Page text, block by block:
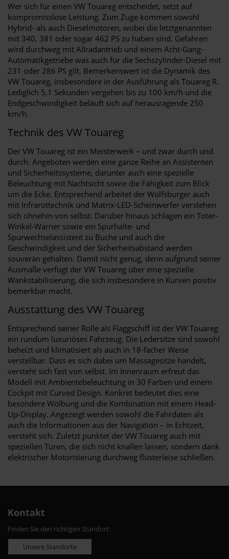
Wer sich für einen VW Touareg entscheidet, setzt auf
kompromisslose Leistung. Zum Zuge kommen sowohl
Hybrid- als auch Dieselmotoren, wobei die letztgenannten
mit 340, 381 oder sogar 462 PS zu haben sind. Gefahren
wird durchweg mit Allradantrieb und einem Acht-Gang-
Automatikgetriebe was auch für die Sechszylinder-Diesel mit
231 oder 286 PS gilt. Bemerkenswert ist die Dynamik des
VW Touareg, insbesondere in der Ausführung als Touareg R.
Lediglich 5,1 Sekunden vergehen bis zu 100 km/h und die
Endgeschwindigkeit beläuft sich auf herausragende 250
km/h.
Technik des VW Touareg
Der VW Touareg ist ein Meisterwerk – und zwar durch und
durch. Angeboten werden eine ganze Reihe an Assistenten
und Sicherheitssysteme, darunter auch eine spezielle
Beleuchtung mit Nachtsicht sowie die Fähigkeit zum Blick
um die Ecke. Entsprechend arbeitet der Wolfsburger auch
mit Infrarottechnik und Matrix-LED-Scheinwerfer verstehen
sich ohnehin von selbst. Darüber hinaus schlagen ein Toter-
Winkel-Warner sowie ein Spurhalte- und
Spurwechselassistent zu Buche und auch die
Geschwindigkeit und der Sicherheitsabstand werden
souverän gehalten. Damit nicht genug, denn aufgrund seiner
Ausmaße verfügt der VW Touareg über eine spezielle
Wankstabilisierung, die sich insbesondere in Kurven positiv
bemerkbar macht.
Ausstattung des VW Touareg
Entsprechend seiner Rolle als Flaggschiff ist der VW Touareg
ein rundum luxuriöses Fahrzeug. Die Ledersitze sind sowohl
beheizt und klimatisiert als auch in 18-facher Weise
verstellbar. Dass es sich dabei um Massagesitze handelt,
versteht sich fast von selbst. Im Innenraum erfreut das
Modell mit Ambientebeleuchtung in 30 Farben und einem
Cockpit mit Curved Design. Konkret bedeutet dies eine
besondere Wölbung und die Kombination mit einem Head-
Up-Display. Angezeigt werden sowohl die Fahrdaten als
auch die Informationen aus der Navigation – in Echtzeit,
versteht sich. Zuletzt punktet der VW Touareg auch mit
speziellen Türen, die sich nicht knallen lassen, sondern dank
elektrischer Motorisierung durchweg flüsterleise schließen.
Kontakt
Finden Sie den richtigen Standort:
Unsere Standorte